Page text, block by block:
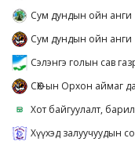
Сум дундын ойн анги
Сум дундын ойн анги
Сэлэнгэ голын сав
СӨХ-ын Орхон аймаг
Хот байгуулалт,
Хүүхэд залуучуудын